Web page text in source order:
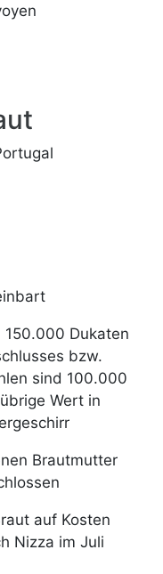
Dukaten
bzw.
sind 100.000
Wert in
Brautmutter
auf Kosten
Nizza im Juli